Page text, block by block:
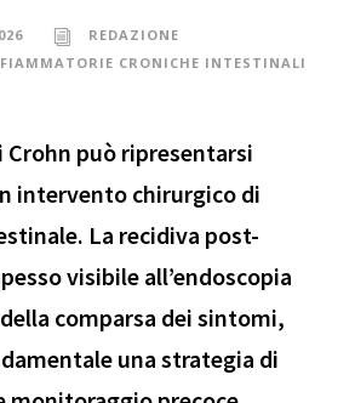
REDAZIONE
CRONICHE INTESTINALI
può ripresentarsi
intervento chirurgico di
La recidiva post-
visibile all’endoscopia
comparsa dei sintomi,
una strategia di